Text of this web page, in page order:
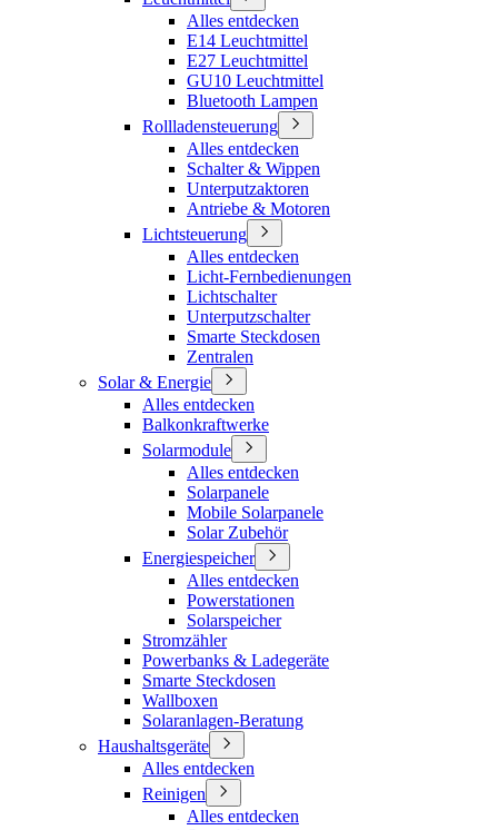
Alles entdecken
E14 Leuchtmittel
E27 Leuchtmittel
GU10 Leuchtmittel
Bluetooth Lampen
Rollladensteuerung
Alles entdecken
Schalter & Wippen
Unterputzaktoren
Antriebe & Motoren
Lichtsteuerung
Alles entdecken
Licht-Fernbedienungen
Lichtschalter
Unterputzschalter
Smarte Steckdosen
Zentralen
Solar & Energie
Alles entdecken
Balkonkraftwerke
Solarmodule
Alles entdecken
Solarpanele
Mobile Solarpanele
Solar Zubehör
Energiespeicher
Alles entdecken
Powerstationen
Solarspeicher
Stromzähler
Powerbanks & Ladegeräte
Smarte Steckdosen
Wallboxen
Solaranlagen-Beratung
Haushaltsgeräte
Alles entdecken
Reinigen
Alles entdecken